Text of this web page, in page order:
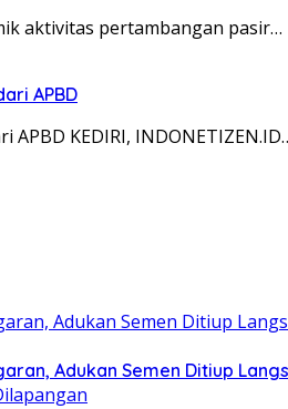
aktivitas pertambangan pasir…
APBD
KEDIRI,
Adukan Semen Ditiup